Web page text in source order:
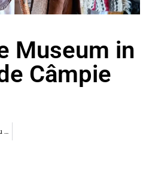
Museum in
Câmpie
The Village Museum in Soporu de Câmpie